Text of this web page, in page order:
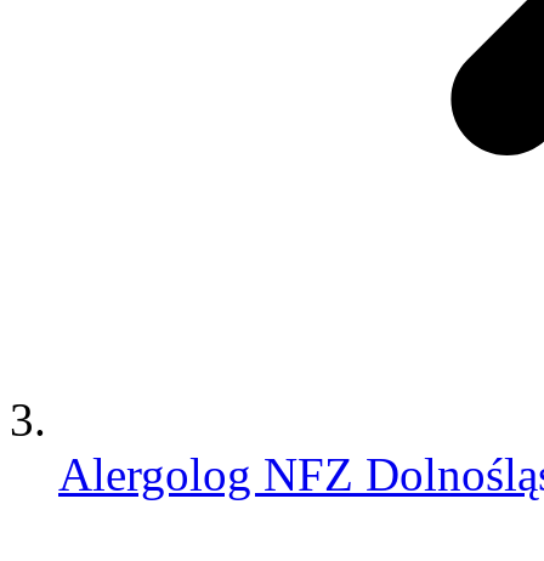
Alergolog NFZ